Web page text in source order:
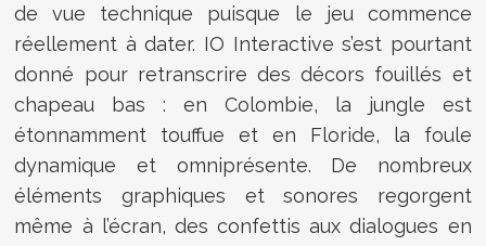
de vue technique puisque le jeu commence
réellement à dater. IO Interactive s’est pourtant
donné pour retranscrire des décors fouillés et
chapeau bas : en Colombie, la jungle est
étonnamment touffue et en Floride, la foule
dynamique et omniprésente. De nombreux
éléments graphiques et sonores regorgent
même à l’écran, des confettis aux dialogues en